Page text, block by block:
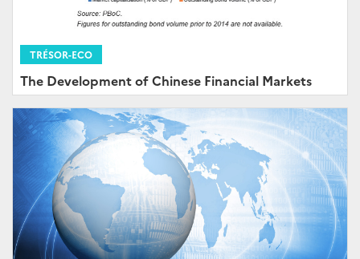
TRÉSOR-ECO
The Development of Chinese Financial Markets